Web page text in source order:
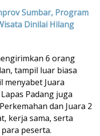
Sumbar, Program
Dinilai Hilang
6 orang
tampil luar biasa
menyabet Juara
Padang juga
dan Juara 2
kerja sama, serta
peserta.